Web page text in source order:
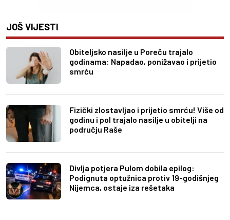
JOŠ VIJESTI
Obiteljsko nasilje u Poreču trajalo
godinama: Napadao, ponižavao i prijetio
smrću
Fizički zlostavljao i prijetio smrću! Više od
godinu i pol trajalo nasilje u obitelji na
području Raše
Divlja potjera Pulom dobila epilog:
Podignuta optužnica protiv 19-godišnjeg
Nijemca, ostaje iza rešetaka